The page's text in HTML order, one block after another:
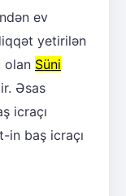
ev
yetirilən
olan Süni
Əsas
icraçı
in baş icraçı